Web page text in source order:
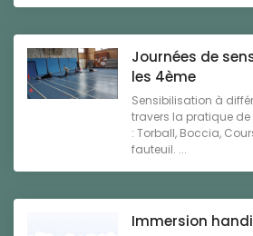
Journées de
les 4ème
Sensibilisation à
travers la pratique
: Torball, Boccia,
fauteuil. ...
Immersion